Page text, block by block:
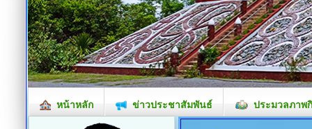
หน้าหลัก ข่าวประชาสัมพันธ์ ประมวลภาพ